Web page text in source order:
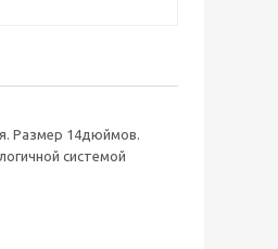
Размер 14дюймов.
системой